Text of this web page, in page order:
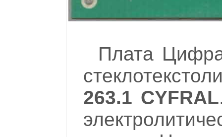
Плата
263.1 CYFRAL